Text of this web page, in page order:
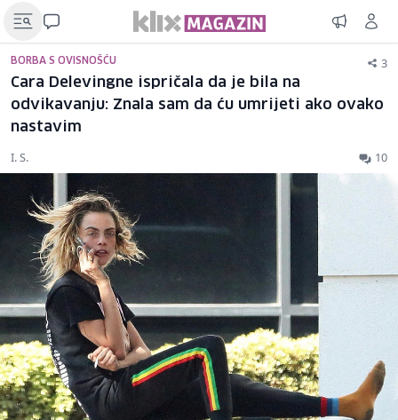
BORBA S OVISNOŠĆU 3
Cara Delevingne ispričala da je bila na
odvikavanju: Znala sam da ću umrijeti ako ovako
nastavim
I. S. 10